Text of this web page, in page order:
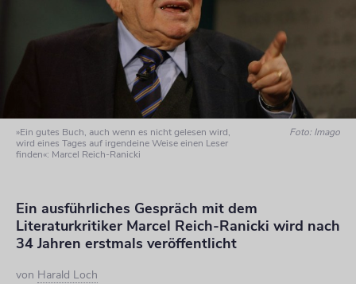
»Ein gutes Buch, auch wenn es nicht gelesen wird,
wird eines Tages auf irgendeine Weise einen Leser
finden«: Marcel Reich-Ranicki
Foto: Imago
Ein ausführliches Gespräch mit dem
Literaturkritiker Marcel Reich-Ranicki wird nach
34 Jahren erstmals veröffentlicht
von Harald Loch